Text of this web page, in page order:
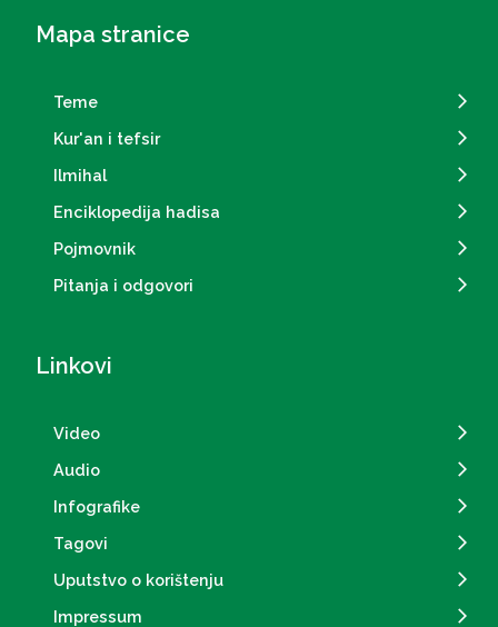
Mapa stranice
Teme
Kur'an i tefsir
Ilmihal
Enciklopedija hadisa
Pojmovnik
Pitanja i odgovori
Linkovi
Video
Audio
Infografike
Tagovi
Uputstvo o korištenju
Impressum